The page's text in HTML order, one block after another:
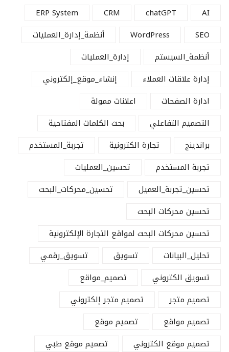
AI
chatGPT
CRM
ERP System
SEO
WordPress
أنظمة_إدارة_العمليات
أنظمة_السيستم
إدارة_العمليات
إدارة علاقات العملاء
إنشاء_موقع_إلكتروني
ادارة الصفحات
اعلانات ممولة
التصميم التفاعلي
بحث الكلمات المفتاحية
براندينج
تجارة الكترونية
تجربة_المستخدم
تجربة المستخدم
تحسين_العمليات
تحسين_تجربة_العميل
تحسين_محركات_البحث
تحسين محركات البحث
تحسين محركات البحث لمواقع التجارة الإلكترونية
تحليل_البيانات
تسويق
تسويق_رقمي
تسويق الكتروني
تصميم_مواقع
تصميم متجر
تصميم متجر إلكتروني
تصميم مواقع
تصميم موقع
تصميم موقع الكتروني
تصميم موقع طبي